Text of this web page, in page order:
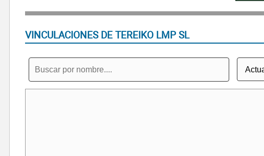
VINCULACIONES DE TEREIKO LMP SL